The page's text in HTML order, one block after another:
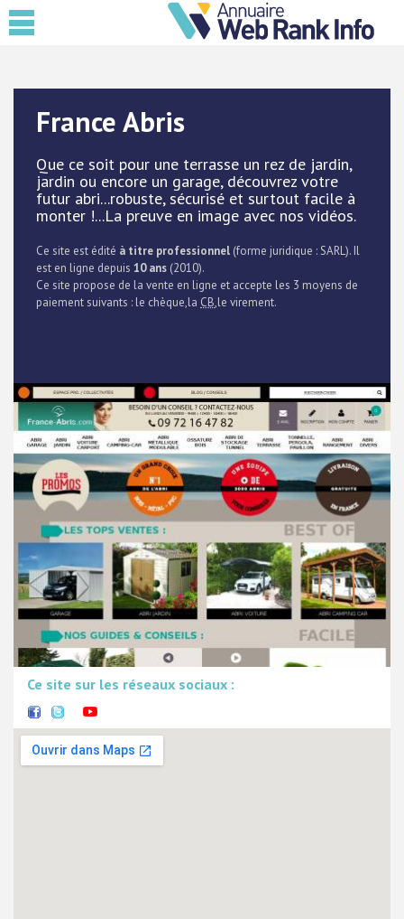
France Abris
Que ce soit pour une terrasse un rez de jardin,
jardin ou encore un garage, découvrez votre
futur abri...robuste, sécurisé et surtout facile à
monter !...La preuve en image avec nos vidéos.
Ce site est édité à titre professionnel (forme juridique : SARL). Il
est en ligne depuis 10 ans (2010).
Ce site propose de la vente en ligne et accepte les 3 moyens de
paiement suivants : le chèque,la CB,le virement.
Ce site sur les réseaux sociaux :